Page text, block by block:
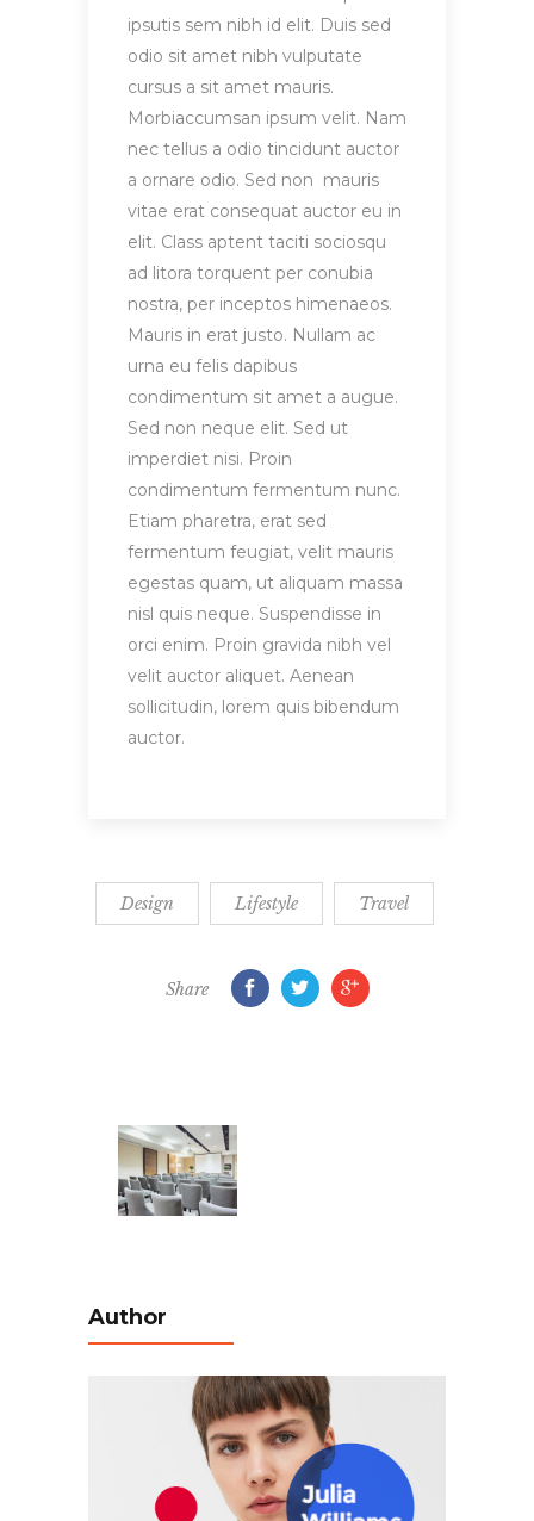
ipsutis sem nibh id elit. Duis sed
odio sit amet nibh vulputate
cursus a sit amet mauris.
Morbiaccumsan ipsum velit. Nam
nec tellus a odio tincidunt auctor
a ornare odio. Sed non mauris
vitae erat consequat auctor eu in
elit. Class aptent taciti sociosqu
ad litora torquent per conubia
nostra, per inceptos himenaeos.
Mauris in erat justo. Nullam ac
urna eu felis dapibus
condimentum sit amet a augue.
Sed non neque elit. Sed ut
imperdiet nisi. Proin
condimentum fermentum nunc.
Etiam pharetra, erat sed
fermentum feugiat, velit mauris
egestas quam, ut aliquam massa
nisl quis neque. Suspendisse in
orci enim. Proin gravida nibh vel
velit auctor aliquet. Aenean
sollicitudin, lorem quis bibendum
auctor.
Design Lifestyle Travel
Share
Author